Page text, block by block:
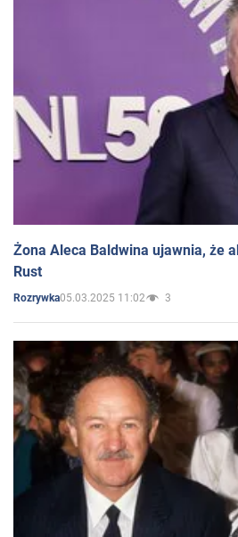
Żona Aleca Baldwina ujawnia, że
Rust
Rozrywka05.03.2025 11:02 3